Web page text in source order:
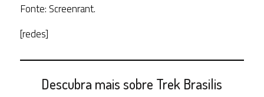
Fonte: Screenrant.
[redes]
Descubra mais sobre Trek Brasilis